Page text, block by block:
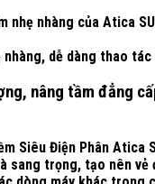
nhàng, dễ dàng thao tác
nâng tầm đẳng
Siêu Điện Phân Atica
sang trọng, tạo nên vẻ